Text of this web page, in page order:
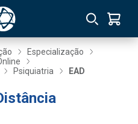
Especialização
Psiquiatria EAD